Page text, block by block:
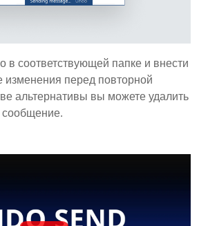
в соответствующей папке и внести
изменения перед повторной
альтернативы вы можете удалить
сообщение.